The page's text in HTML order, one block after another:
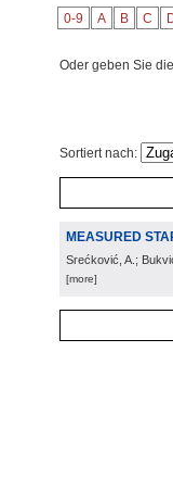
0-9 A B C
Oder geben Sie
Sortiert nach:
MEASURED
Srećković, A.;
[more]